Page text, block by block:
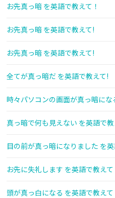
お先真っ暗 を英語で教えて！
お先真っ暗 を英語で教えて!
お先真っ暗 を英語で教えて!
全てが真っ暗だ を英語で教えて!
時々パソコンの画面が真っ暗にな
真っ暗で何も見えない を英語で
目の前が真っ暗になりました を
お先に失礼します を英語で教えて
頭が真っ白になる を英語で教えて